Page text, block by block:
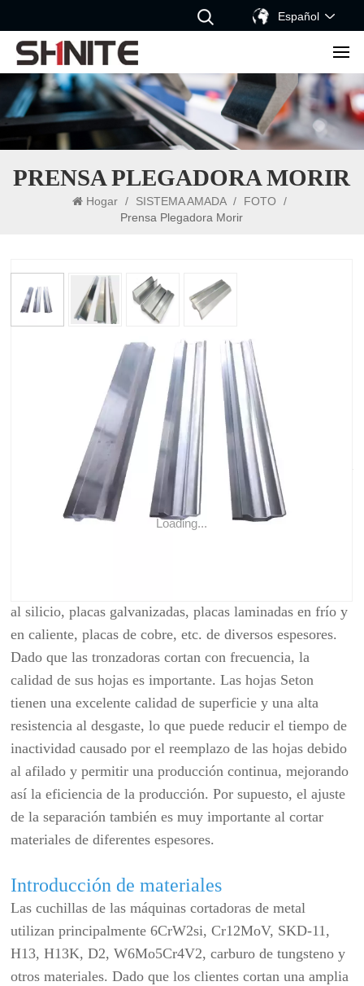
Español
PRENSA PLEGADORA MORIR
Hogar / SISTEMA AMADA / FOTO
/
Prensa Plegadora Morir
Loading...
prensa plegadora morir
DETALLES DE PRODUCTO
Solicitud
Nuestras cuchillas para cizalla de metal y cuchillas para
al silicio, placas galvanizadas, placas laminadas en frío y
en caliente, placas de cobre, etc. de diversos espesores.
Dado que las tronzadoras cortan con frecuencia, la
calidad de sus hojas es importante. Las hojas Seton
tienen una excelente calidad de superficie y una alta
resistencia al desgaste, lo que puede reducir el tiempo de
inactividad causado por el reemplazo de las hojas debido
al afilado y permitir una producción continua, mejorando
así la eficiencia de la producción. Por supuesto, el ajuste
de la separación también es muy importante al cortar
materiales de diferentes espesores.
Introducción de materiales
Las cuchillas de las máquinas cortadoras de metal
utilizan principalmente 6CrW2si, Cr12MoV, SKD-11,
H13, H13K, D2, W6Mo5Cr4V2, carburo de tungsteno y
otros materiales. Dado que los clientes cortan una amplia